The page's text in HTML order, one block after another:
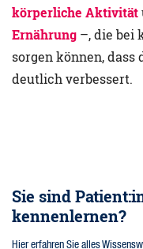
körperliche Aktivität
Ernährung –, die bei
sorgen können, dass
deutlich verbessert.
Sie sind
kennenlernen?
Hier erfahren Sie alles